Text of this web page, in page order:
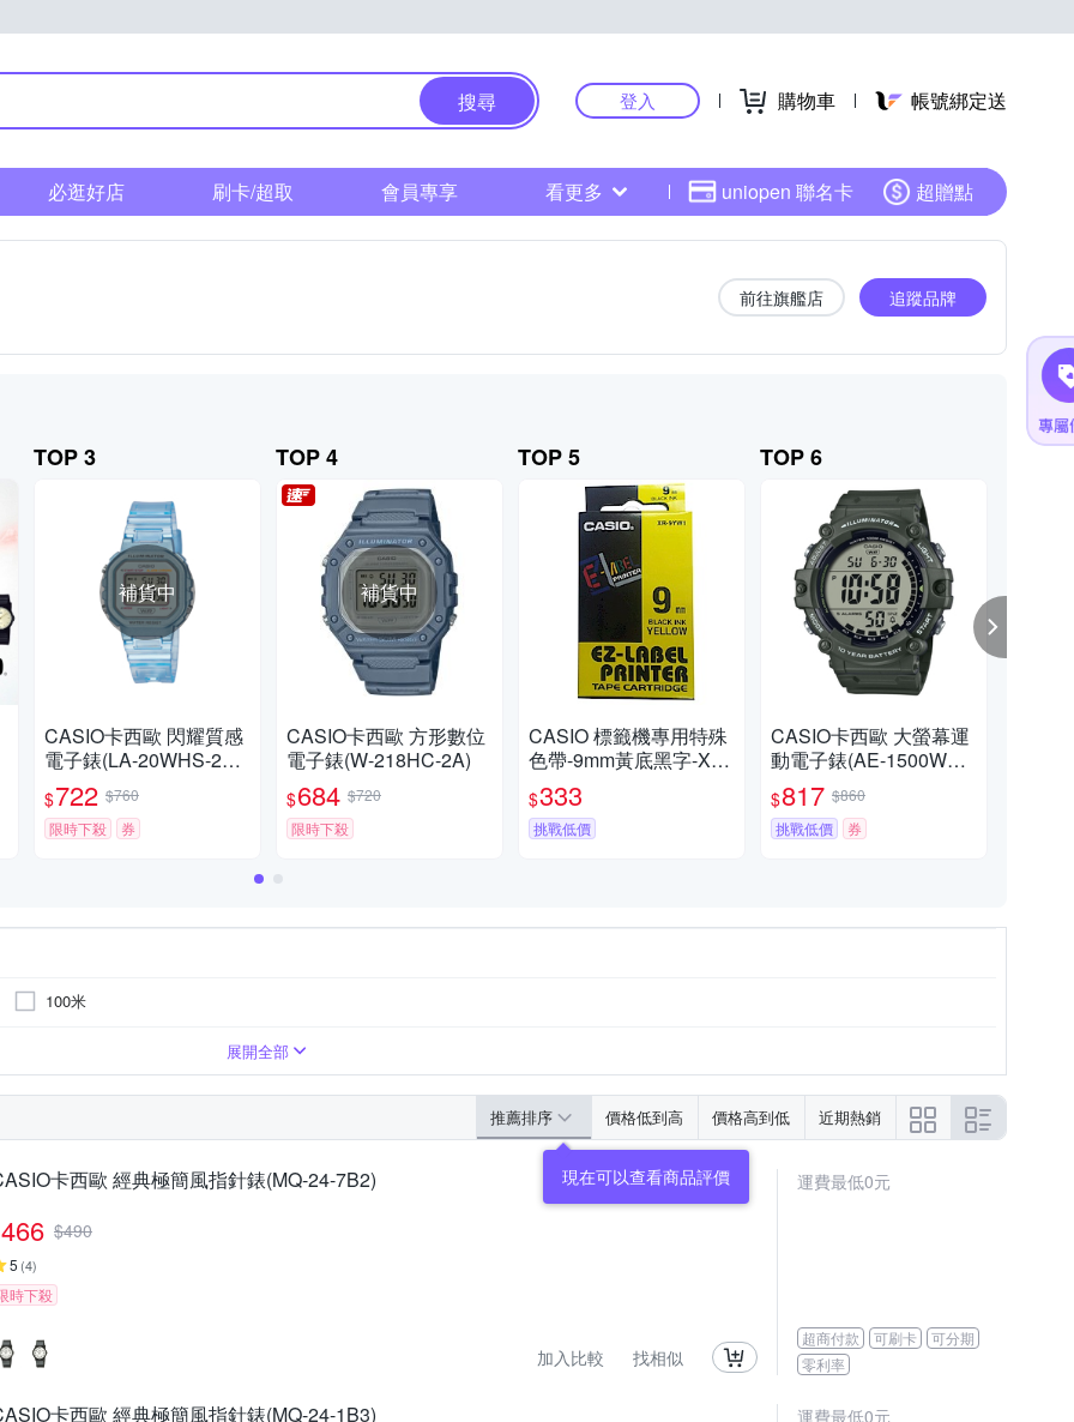
搜尋 登入 購物車 帳號綁定送
必逛好店 刷卡/超取 會員專享 看更多 uniopen 聯名卡 超贈點
前往旗艦店 追蹤品牌
TOP 3
補貨中
CASIO卡西歐 閃耀質感
電子錶(LA-20WHS-2A) /
考試錶
$722 $760
限時下殺
券
TOP 4
補貨中
CASIO卡西歐 方形數位
電子錶(W-218HC-2A)
$684 $720
限時下殺
TOP 5
CASIO 標籤機專用特殊
色帶-9mm黃底黑字-XR-
9YW1
$333
挑戰低價
TOP 6
CASIO卡西歐 大螢幕運
動電子錶(AE-1500WHX
-3A)錶帶加長款 / 考試錶
$817 $860
挑戰低價
券
100米
粉紅色系
粉紅色系
展開全部
推薦排序 價格低到高 價格高到低 近期熱銷
卡西歐 經典極簡風指針錶(MQ-24-7B2)
466 $490
5 (4)
時下殺
加入比較 找相似
運費最低0元
超商付款 可刷卡
可分期
零利率
卡西歐 經典極簡風指針錶(MQ-24-1B3) 運費最低0元